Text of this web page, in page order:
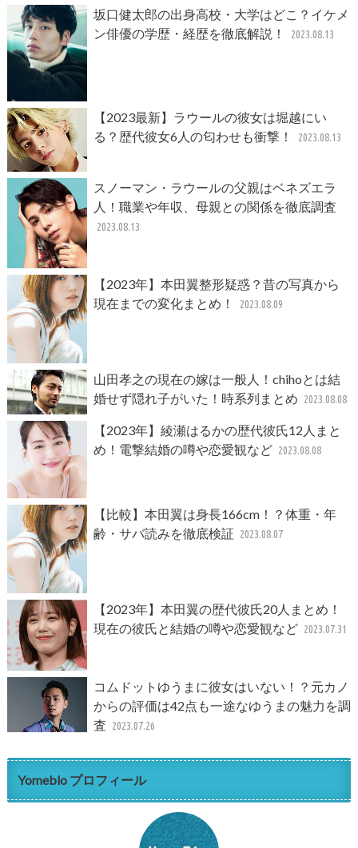
坂口健太郎の出身高校・大学はどこ？イケメ
ン俳優の学歴・経歴を徹底解説！
2023.08.13
【2023最新】ラウールの彼女は堀越にい
る？歴代彼女6人の匂わせも衝撃！
2023.08.13
スノーマン・ラウールの父親はベネズエラ
人！職業や年収、母親との関係を徹底調査
2023.08.13
【2023年】本田翼整形疑惑？昔の写真から
現在までの変化まとめ！
2023.08.09
山田孝之の現在の嫁は一般人！chihoとは結
婚せず隠れ子がいた！時系列まとめ 2023.08.08
【2023年】綾瀬はるかの歴代彼氏12人まと
め！電撃結婚の噂や恋愛観など 2023.08.08
【比較】本田翼は身長166cm！？体重・年
齢・サバ読みを徹底検証 2023.08.07
【2023年】本田翼の歴代彼氏20人まとめ！
現在の彼氏と結婚の噂や恋愛観など 2023.07.31
コムドットゆうまに彼女はいない！？元カノ
からの評価は42点も一途なゆうまの魅力を調
査 2023.07.26
Yomeblo プロフィール